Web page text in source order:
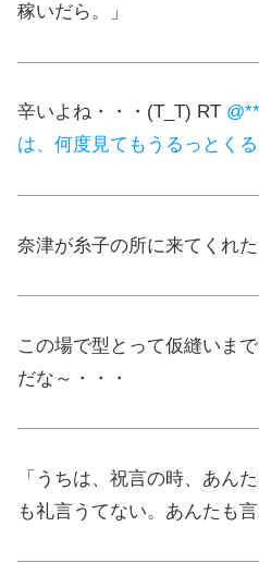
稼いだら。」
辛いよね・・・(T_T) RT
は、何度見てもうるっとく
奈津が糸子の所に来てくれた
この場で型とって仮縫いま
だな～・・・
「うちは、祝言の時、あん
も礼言うてない。あんたも言